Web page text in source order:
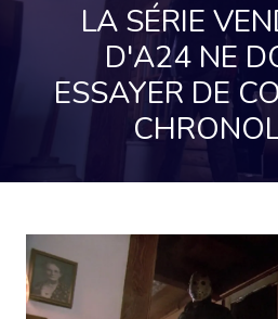
LA SÉRIE
D'A24 NE
ESSAYER DE